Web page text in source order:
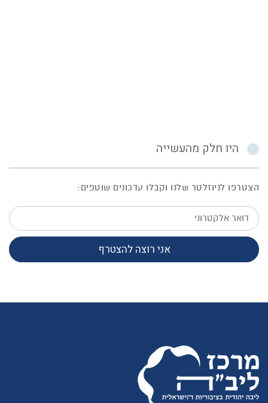
היו חלק מהעשייה
הצטרפו לניוזלטר שלנו וקבלו עדכונים שוטפים:
דואר
אלקטרוני
אני רוצה להצטרף